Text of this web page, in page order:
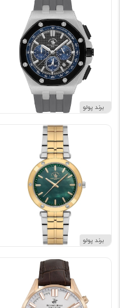
برند پولو
برند پولو